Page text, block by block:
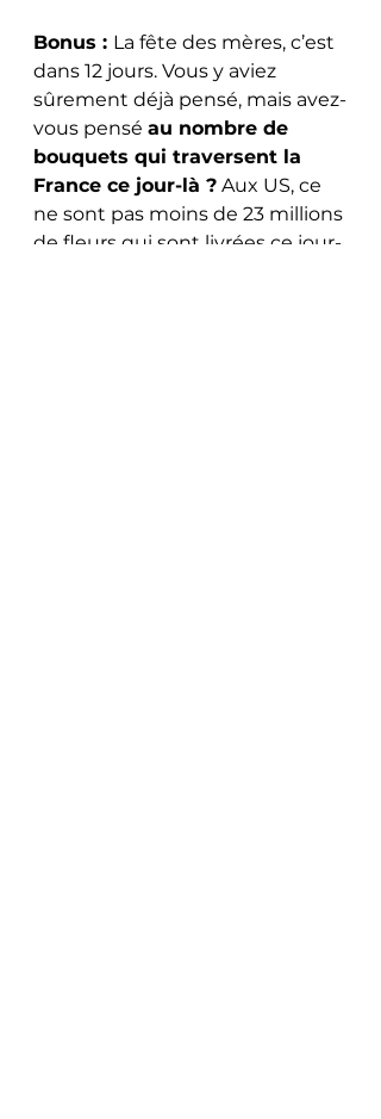
Bonus : La fête des mères, c’est
dans 12 jours. Vous y aviez
sûrement déjà pensé, mais avez-
vous pensé au nombre de
bouquets qui traversent la
France ce jour-là ? Aux US, ce
ne sont pas moins de 23 millions
de fleurs qui sont livrées ce jour-